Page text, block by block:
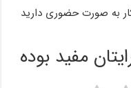
کار به صورت حضوری دارید
مفید بوده